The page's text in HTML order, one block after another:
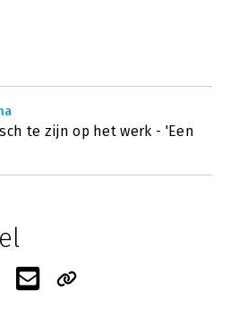
te zijn op het werk - 'Een